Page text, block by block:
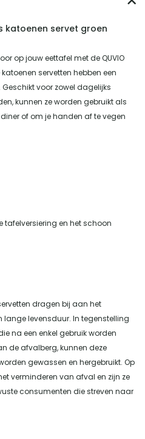
katoenen servet groen
op jouw eettafel met de QUVIO
servetten hebben een
voor zowel dagelijks
kunnen ze worden gebruikt als
of om je handen af te vegen
tafelversiering en het schoon
dragen bij aan het
levensduur. In tegenstelling
na een enkel gebruik worden
de afvalberg, kunnen deze
gewassen en hergebruikt. Op
verminderen van afval en zijn ze
consumenten die streven naar